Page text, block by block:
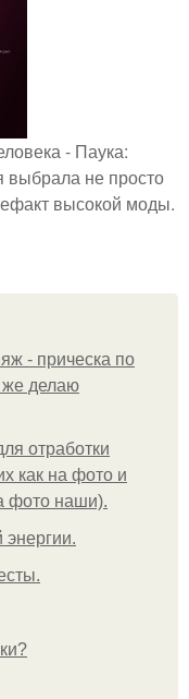
- Паука:
не просто
высокой моды.
- прическа по
же делаю
отработки
как на фото и
фото наши).